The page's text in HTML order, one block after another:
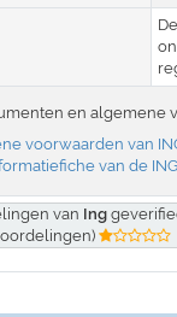
en algemene
voorwaarden van
van de
van Ing